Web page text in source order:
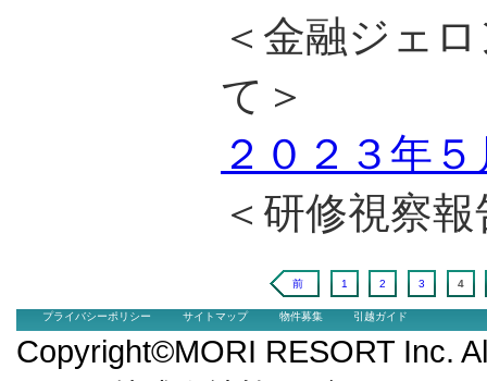
＜金融ジェ
て＞
２０２３年
＜研修視察
前 1 2 3 4
プライバシーポリシー サイトマップ 物件募集 引越ガイド
Copyright©MORI RESORT Inc.